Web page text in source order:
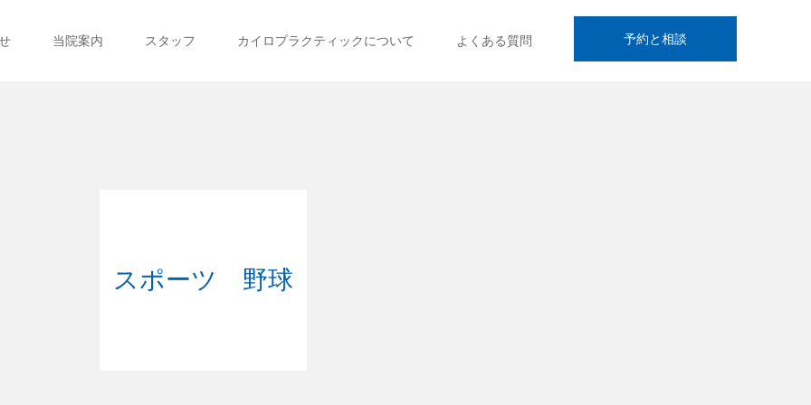
予約と相談
当院案内 スタッフ カイロプラクティックについて よくある質問
スポーツ 野球